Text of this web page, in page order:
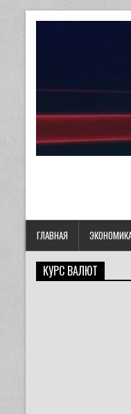
ГЛАВНАЯ
КУРС ВАЛЮТ